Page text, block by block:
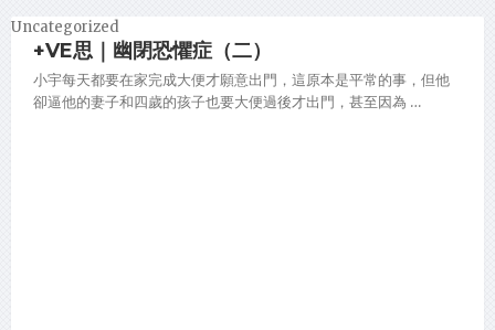
Uncategorized
+VE思｜幽閉恐懼症（二）
小宇每天都要在家完成大便才願意出門，這原本是平常的事，但他
卻逼他的妻子和四歲的孩子也要大便過後才出門，甚至因為 …